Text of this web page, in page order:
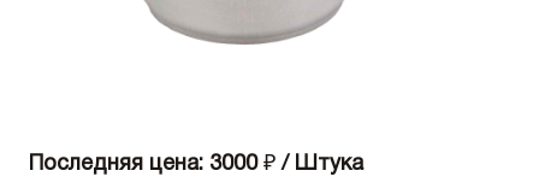
Последняя цена: 3000 ₽ / Штука